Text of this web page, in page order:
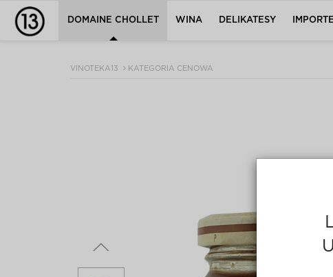
DOMAINE CHOLLET WINA DELIKATESY
VINOTEKA13 KATEGORIA CENOWA